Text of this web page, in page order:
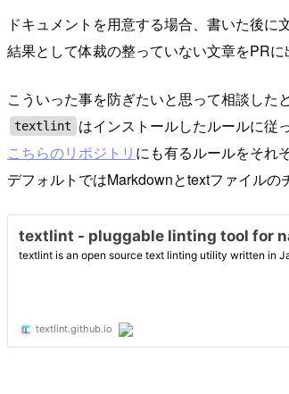
ドキュメントを用意する場合、書いた後
結果として体裁の整っていない文章をPR
こういった事を防ぎたいと思って相談した
textlint
はインストールしたルールに従
こちらのリポジトリ にも有るルールをそれ
デフォルトではMarkdownとtextファイル